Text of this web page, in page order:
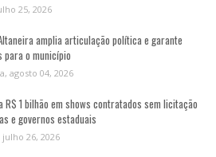
25, 2026
amplia articulação política e garante
para o município
agosto 04, 2026
R$ 1 bilhão em shows contratados sem licitação
e governos estaduais
26, 2026